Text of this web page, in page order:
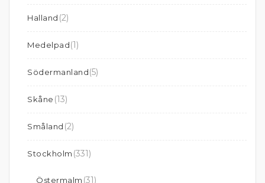
Halland (2)
Medelpad(1)
Södermanland(5)
Skåne (13)
Småland (2)
Stockholm (331)
Östermalm (31)